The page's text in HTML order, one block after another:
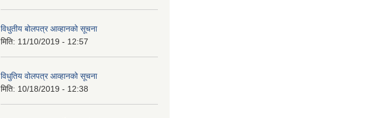
विधुतीय बोलपत्र आव्हानको सूचना
मिति: 11/10/2019 - 12:57
विधुतिय वोलपत्र आव्हानको सूचना
मिति: 10/18/2019 - 12:38